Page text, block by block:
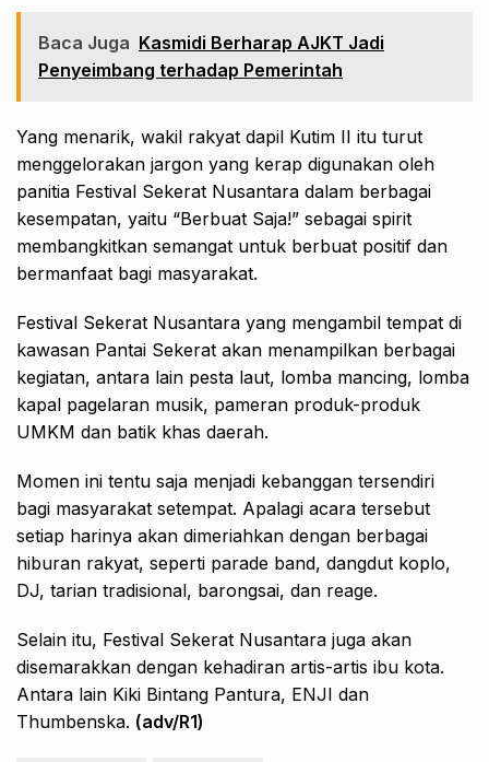
Baca Juga Kasmidi Berharap AJKT Jadi
Penyeimbang terhadap Pemerintah
Yang menarik, wakil rakyat dapil Kutim II itu turut
menggelorakan jargon yang kerap digunakan oleh
panitia Festival Sekerat Nusantara dalam berbagai
kesempatan, yaitu “Berbuat Saja!” sebagai spirit
membangkitkan semangat untuk berbuat positif dan
bermanfaat bagi masyarakat.
Festival Sekerat Nusantara yang mengambil tempat di
kawasan Pantai Sekerat akan menampilkan berbagai
kegiatan, antara lain pesta laut, lomba mancing, lomba
kapal pagelaran musik, pameran produk-produk
UMKM dan batik khas daerah.
Momen ini tentu saja menjadi kebanggan tersendiri
bagi masyarakat setempat. Apalagi acara tersebut
setiap harinya akan dimeriahkan dengan berbagai
hiburan rakyat, seperti parade band, dangdut koplo,
DJ, tarian tradisional, barongsai, dan reage.
Selain itu, Festival Sekerat Nusantara juga akan
disemarakkan dengan kehadiran artis-artis ibu kota.
Antara lain Kiki Bintang Pantura, ENJI dan
Thumbenska. (adv/R1)